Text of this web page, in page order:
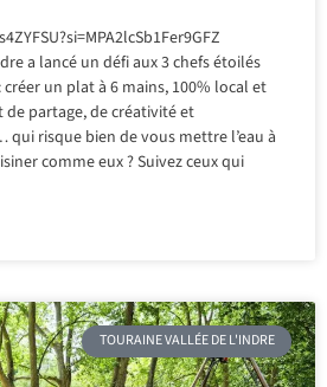
a lancé un défi aux 3 chefs étoilés
un plat à 6 mains, 100% local et
partage, de créativité et
qui risque bien de vous mettre l’eau à
comme eux ? Suivez ceux qui
TOURAINE VALLÉE DE L'INDRE